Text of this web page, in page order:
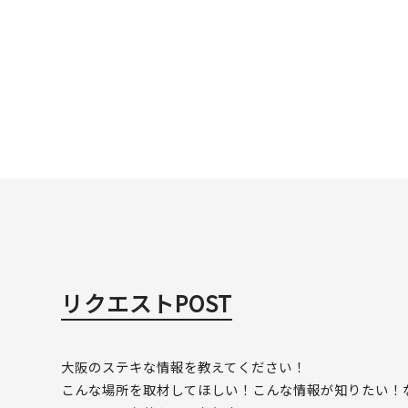
リクエストPOST
大阪のステキな情報を教えてください！
こんな場所を取材してほしい！こんな情報が知りたい！